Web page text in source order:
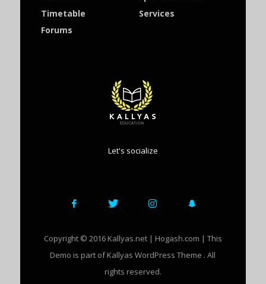
Timetable
Services
Forums
Let's socialize
Copyright © 2016 Kallyas.net | Hogash.com | This
Demo is part of Kallyas WordPress Theme . All
rights reserved.